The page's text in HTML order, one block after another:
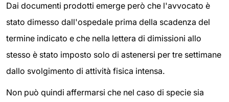
Dai documenti prodotti emerge però che l'avvocato è
stato dimesso dall'ospedale prima della scadenza del
termine indicato e che nella lettera di dimissioni allo
stesso è stato imposto solo di astenersi per tre settimane
dallo svolgimento di attività fisica intensa.
Non può quindi affermarsi che nel caso di specie sia